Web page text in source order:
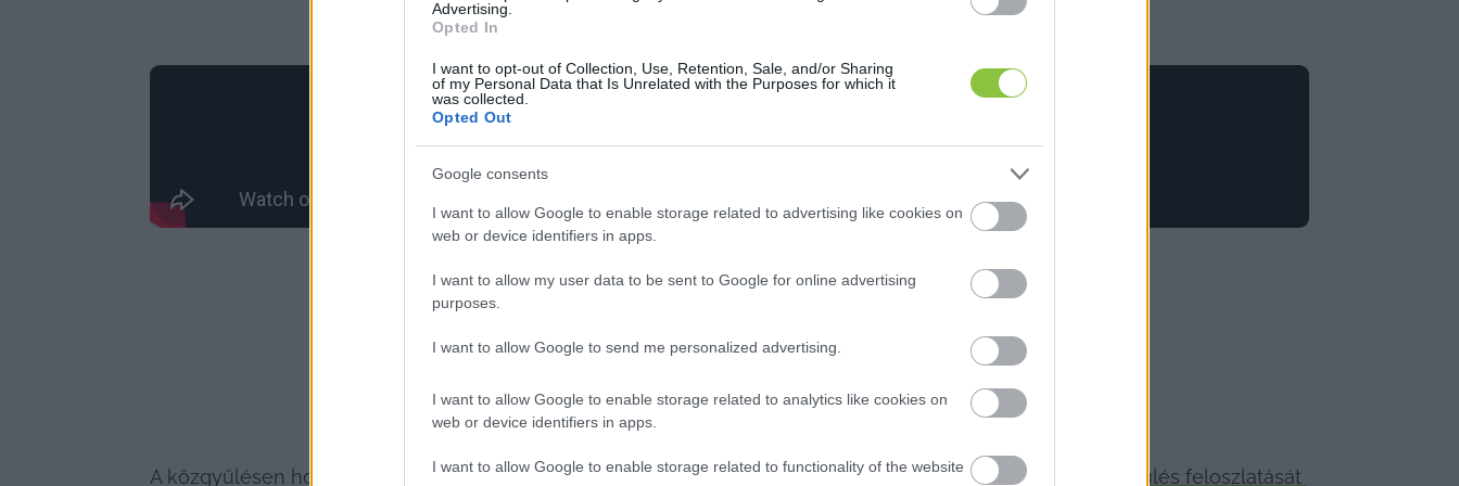
Advertising.
Opted In
I want to opt-out of Collection, Use, Retention, Sale, and/or Sharing
of my Personal Data that Is Unrelated with the Purposes for which it
was collected.
Opted Out
Google consents
I want to allow Google to enable storage related to advertising like cookies on
web or device identifiers in apps.
I want to allow my user data to be sent to Google for online advertising
purposes.
I want to allow Google to send me personalized advertising.
I want to allow Google to enable storage related to analytics like cookies on
web or device identifiers in apps.
I want to allow Google to enable storage related to functionality of the website
A közgyűlésen hosszú politikai csörte alakult ki Király József (Szövetség a Hírös Városért Egyesület) a
közgyűlés feloszlatását